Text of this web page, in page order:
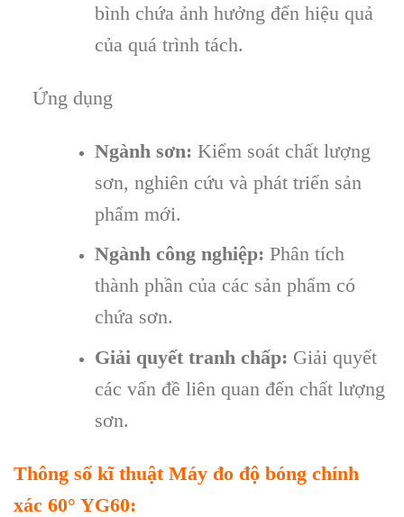
bình chứa ảnh hưởng đến hiệu quả
của quá trình tách.
Ứng dụng
Ngành sơn: Kiểm soát chất lượng
sơn, nghiên cứu và phát triển sản
phẩm mới.
Ngành công nghiệp: Phân tích
thành phần của các sản phẩm có
chứa sơn.
Giải quyết tranh chấp: Giải quyết
các vấn đề liên quan đến chất lượng
sơn.
Thông số kĩ thuật Máy đo độ bóng chính
xác 60° YG60: